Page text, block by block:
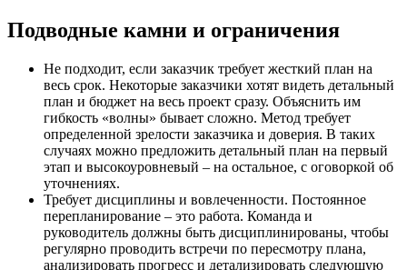
Подводные камни и ограничения
Не подходит, если заказчик требует жесткий план на
весь срок. Некоторые заказчики хотят видеть детальный
план и бюджет на весь проект сразу. Объяснить им
гибкость «волны» бывает сложно. Метод требует
определенной зрелости заказчика и доверия. В таких
случаях можно предложить детальный план на первый
этап и высокоуровневый – на остальное, с оговоркой об
уточнениях.
Требует дисциплины и вовлеченности. Постоянное
перепланирование – это работа. Команда и
руководитель должны быть дисциплинированы, чтобы
регулярно проводить встречи по пересмотру плана,
анализировать прогресс и детализировать следующую